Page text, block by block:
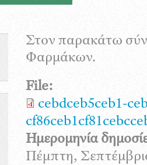
Στον παρακάτω
Φαρμάκων.
File:
cebdceb5ceb1-
Ημερομηνία
Πέμπτη,